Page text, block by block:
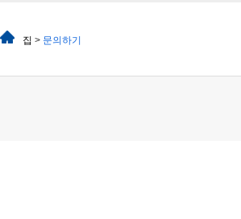
집 > 문의하기